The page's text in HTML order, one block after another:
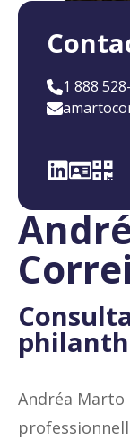
1 888
Andréa Marto